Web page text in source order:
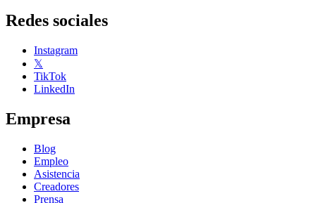
Redes sociales
Instagram
𝕏
TikTok
LinkedIn
Empresa
Blog
Empleo
Asistencia
Creadores
Prensa